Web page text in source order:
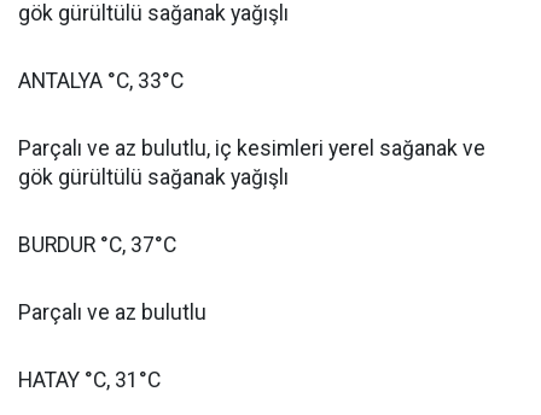
gök gürültülü sağanak yağışlı
ANTALYA °C, 33°C
Parçalı ve az bulutlu, iç kesimleri yerel sağanak ve
gök gürültülü sağanak yağışlı
BURDUR °C, 37°C
Parçalı ve az bulutlu
HATAY °C, 31°C